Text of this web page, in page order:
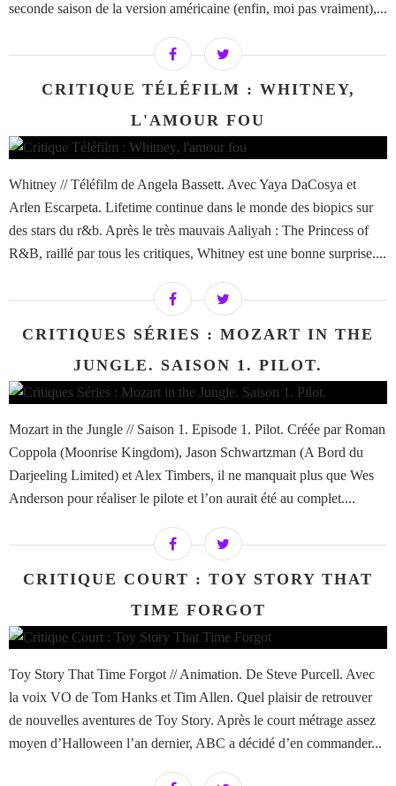
seconde saison de la version américaine (enfin, moi pas vraiment),...
CRITIQUE TÉLÉFILM : WHITNEY,
L'AMOUR FOU
Whitney // Téléfilm de Angela Bassett. Avec Yaya DaCosya et
Arlen Escarpeta. Lifetime continue dans le monde des biopics sur
des stars du r&b. Après le très mauvais Aaliyah : The Princess of
R&B, raillé par tous les critiques, Whitney est une bonne surprise....
CRITIQUES SÉRIES : MOZART IN THE
JUNGLE. SAISON 1. PILOT.
Mozart in the Jungle // Saison 1. Episode 1. Pilot. Créée par Roman
Coppola (Moonrise Kingdom), Jason Schwartzman (A Bord du
Darjeeling Limited) et Alex Timbers, il ne manquait plus que Wes
Anderson pour réaliser le pilote et l’on aurait été au complet....
CRITIQUE COURT : TOY STORY THAT
TIME FORGOT
Toy Story That Time Forgot // Animation. De Steve Purcell. Avec
la voix VO de Tom Hanks et Tim Allen. Quel plaisir de retrouver
de nouvelles aventures de Toy Story. Après le court métrage assez
moyen d’Halloween l’an dernier, ABC a décidé d’en commander...